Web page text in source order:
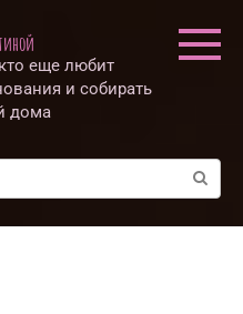
еще любит
и собирать
дома